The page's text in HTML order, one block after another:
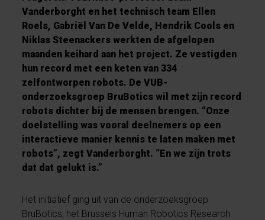
Vanderborght en het technisch team Ellen
Roels, Gabriël Van De Velde, Hendrik Cools en
Niklas Steenackers werkten de afgelopen
maanden keihard aan het project. Ze vestigden
hun record met een keten van 334
zelfontworpen robots. De VUB-
onderzoeksgroep BruBotics wil met zijn record
robots dichter bij de mensen brengen. “Onze
doelstelling was vooral deelnemers op een
interactieve manier kennis te laten maken met
robots”, zegt Vanderborght. “En we zijn trots
dat dat gelukt is.”
Het initiatief ging uit van de onderzoeksgroep
BruBotics, het Brussels Human Robotics Research